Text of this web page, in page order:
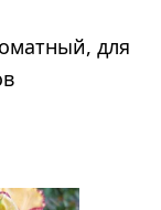
для